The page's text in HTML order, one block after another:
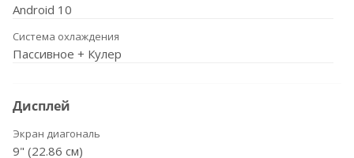
Android 10
Система охлаждения
Пассивное + Кулер
Дисплей
Экран диагональ
9" (22.86 см)